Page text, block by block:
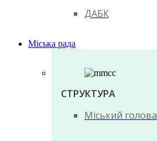
ДАБК
Міська рада
СТРУКТУРА
Міський голова